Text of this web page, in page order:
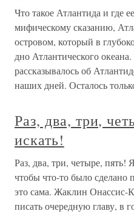
Что такое Атлантида и где
мифическому сказанию,
островом, который в
дно Атлантического
рассказывалось об
наших дней. Осталось
Раз, два, три,
искать!
Раз, два, три, четыре, пять!
чтобы что-то было сделано
это сама. Жаклин Онассис-
писать очередную главу, в